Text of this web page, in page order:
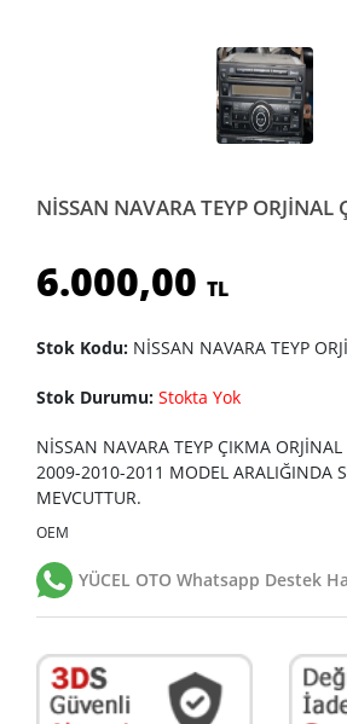
NİSSAN NAVARA TEYP ORJİNAL
6.000,00 TL
Stok Kodu: NİSSAN NAVARA TEYP
Stok Durumu: Stokta Yok
NİSSAN NAVARA TEYP ÇIKMA
2009-2010-2011 MODEL ARALIĞINDA
MEVCUTTUR.
OEM
YÜCEL OTO Whatsapp Destek